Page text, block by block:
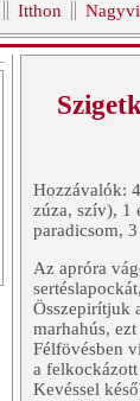
Itthon
Hozzávalók:
zúza, szív), 1
paradicsom,
Az apróra
Összepirítjuk
marhahús,
Félfövésben
a
Kevéssel